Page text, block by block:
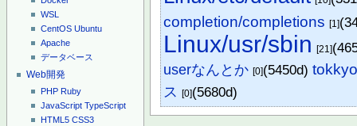
WSL
CentOS Ubuntu
Apache
データベース
Web開発
PHP Ruby
JavaScript TypeScript
HTML5 CSS3
completion/completions [1]
Linux/usr/sbin [21]
userなんとか [0](5450d)
ス [0](5680d)